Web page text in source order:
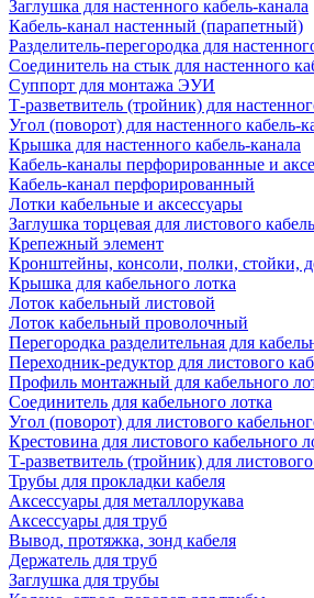
Заглушка для настенного кабель-канала
Кабель-канал настенный (парапетный)
Разделитель-перегородка для
Соединитель на стык для настенного
Суппорт для монтажа ЭУИ
Т-разветвитель (тройник) для
Угол (поворот) для настенного кабель-
Крышка для настенного кабель-канала
Кабель-каналы перфорированные и
Кабель-канал перфорированный
Лотки кабельные и аксессуары
Заглушка торцевая для листового
Крепежный элемент
Кронштейны, консоли, полки, стойки,
Крышка для кабельного лотка
Лоток кабельный листовой
Лоток кабельный проволочный
Перегородка разделительная для
Переходник-редуктор для листового
Профиль монтажный для кабельного
Соединитель для кабельного лотка
Угол (поворот) для листового
Крестовина для листового кабельного
Т-разветвитель (тройник) для
Трубы для прокладки кабеля
Аксессуары для металлорукава
Аксессуары для труб
Вывод, протяжка, зонд кабеля
Держатель для труб
Заглушка для трубы